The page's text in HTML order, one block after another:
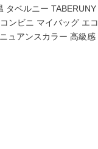
タベルニー TABERUNY
ンビニ マイバッグ エコ
ュアンスカラー 高級感